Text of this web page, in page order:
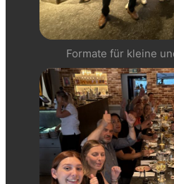
Formate für kleine